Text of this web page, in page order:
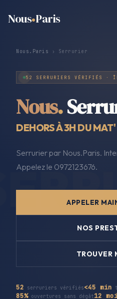
Nous Paris
Nous.Paris › Serrurier
52 SERRURIERS VÉRIFIÉS ·
Nous.
DEHORS À 3H DU
Serrurier par Nous.Paris.
Appelez le 0972123676.
APPELER
NOS
TROUVER
52 serruriers vérifiés<45 min
85%ouvertures sans dégât12